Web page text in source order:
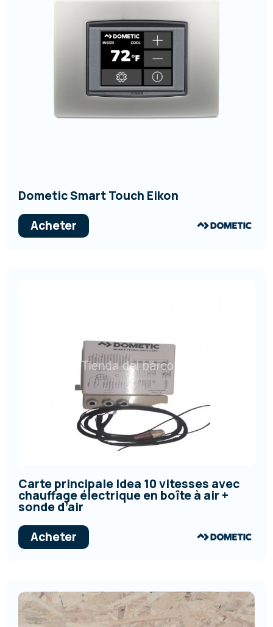
Dometic Smart Touch Eikon
Acheter
Carte principale Idea 10 vitesses avec
chauffage électrique en boîte à air +
sonde d’air
Acheter